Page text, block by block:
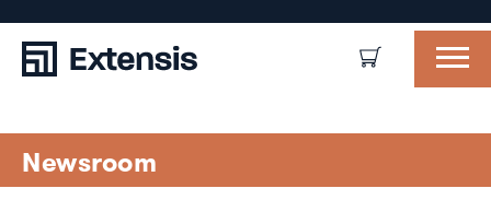
Newsroom